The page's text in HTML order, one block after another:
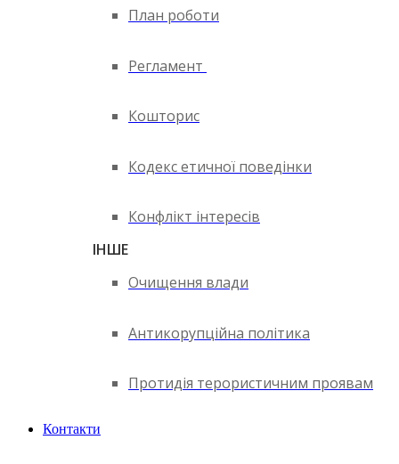
План роботи
Регламент
Кошторис
Кодекс етичної поведінки
Конфлікт інтересів
ІНШЕ
Очищення влади
Антикорупційна політика
Протидія терористичним проявам
Контакти